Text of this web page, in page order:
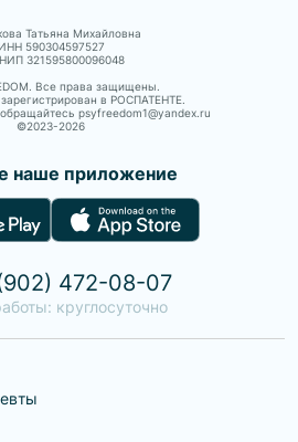
Татьяна Михайловна
ИНН 590304597527
321595800096048
Все права защищены.
в РОСПАТЕНТЕ.
psyfreedom1@yandex.ru
©2023-2026
наше приложение
472-08-07
круглосуточно